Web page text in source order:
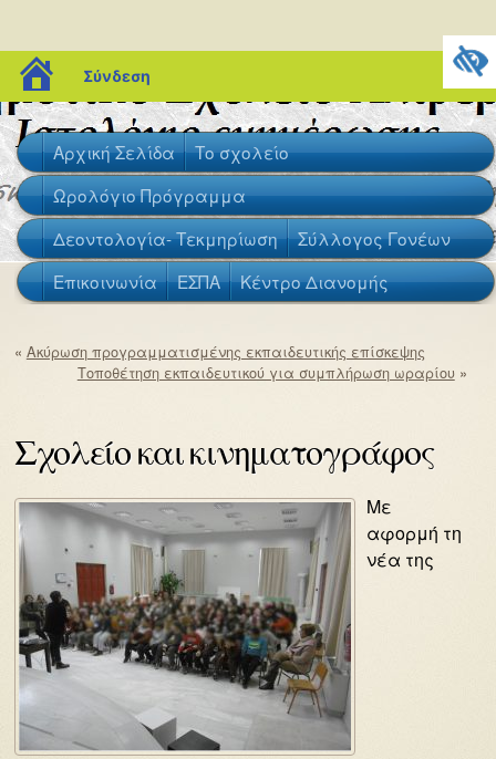
blogs.sch.gr
Σύνδεση
Αρχική Σελίδα
Το σχολείο
Ωρολόγιο Πρόγραμμα
Δεοντολογία- Τεκμηρίωση
Σύλλογος Γονέων
Επικοινωνία
ΕΣΠΑ Κέντρο Διανομής
« Ακύρωση προγραμματισμένης εκπαιδευτικής επίσκεψης
Τοποθέτηση εκπαιδευτικού για συμπλήρωση ωραρίου»
Σχολείο και κινηματογράφος
Με
αφορμή τη
νέα της